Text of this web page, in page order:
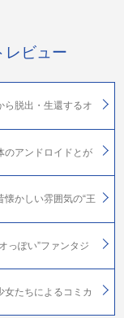
レビュー
ら脱出・生還するオ
のアンドロイドとが
かしい雰囲気の“王
っぽい”ファンタジ
女たちによるコミカ